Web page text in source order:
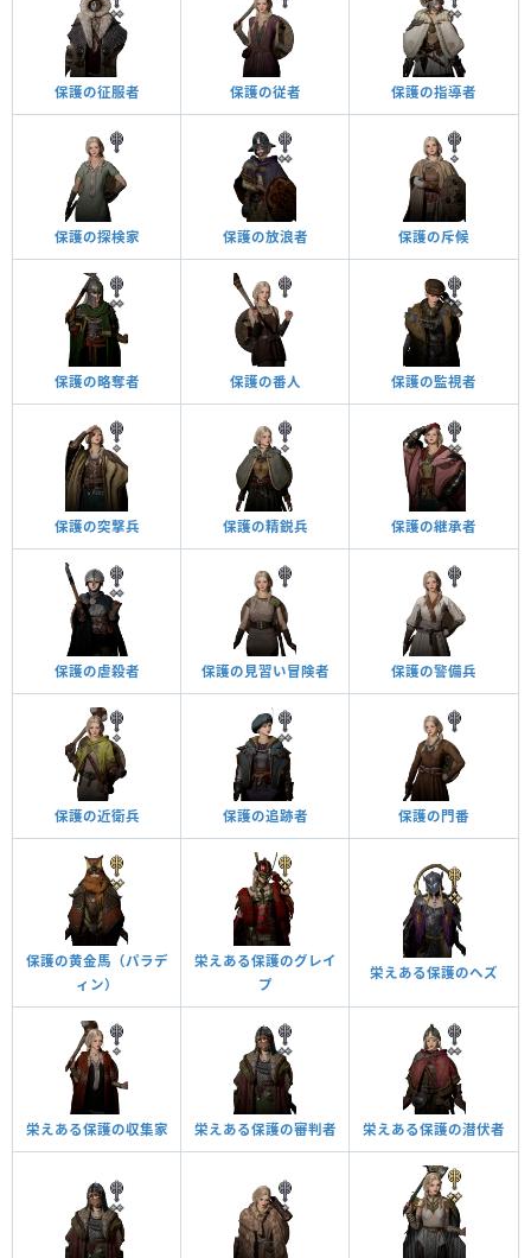
保護の征服者 保護の従者 保護の指導者
保護の探検家 保護の放浪者 保護の斥候
保護の略奪者 保護の番人 保護の監視者
保護の突撃兵 保護の精鋭兵 保護の継承者
保護の虐殺者 保護の見習い冒険者 保護の警備兵
保護の近衛兵 保護の追跡者 保護の門番
保護の黄金馬（パラデ
ィン）
栄えある保護のグレイ
プ
栄えある保護のヘズ
栄えある保護の収集家 栄えある保護の審判者 栄えある保護の潜伏者